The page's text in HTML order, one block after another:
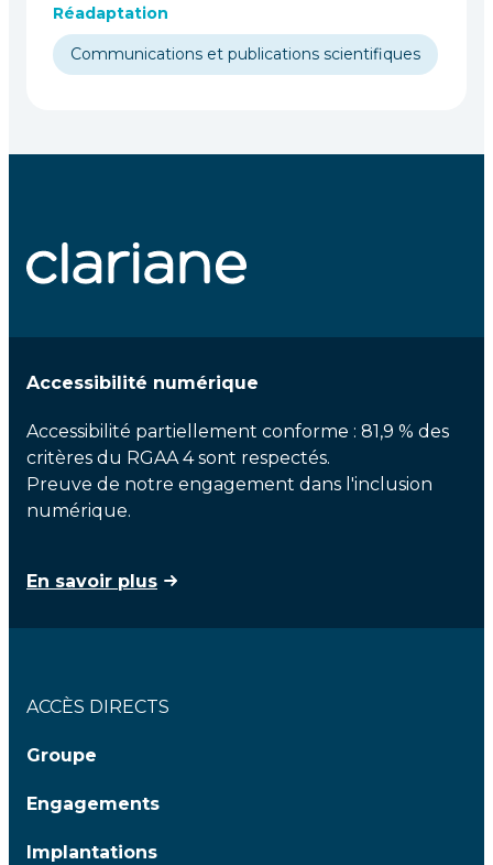
Réadaptation
Communications et publications scientifiques
Accessibilité numérique
Accessibilité partiellement conforme : 81,9 % des
critères du RGAA 4 sont respectés.
Preuve de notre engagement dans l'inclusion
numérique.
En savoir plus
ACCÈS DIRECTS
Groupe
Engagements
Implantations